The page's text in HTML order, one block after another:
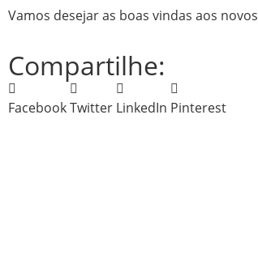
Vamos desejar as boas vindas aos
Compartilhe:
FacebookTwitter LinkedIn Pinterest